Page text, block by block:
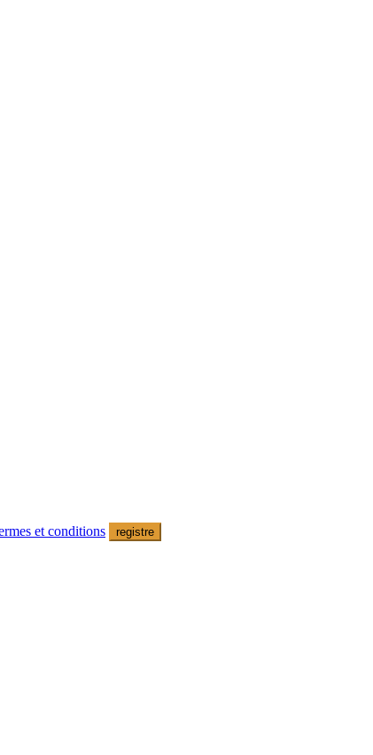
et conditions registre